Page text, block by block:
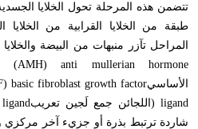
تتضمن هذه المرحلة تحول الخلايا
طبقة من الخلايا القرابية من
المراحل تآزر منبهات من البيضة
(AMH) anti mullerian hormone
الأساسيbasic fibroblast growth factor
ligand(اللجائن جمع لَجين تعريبligand